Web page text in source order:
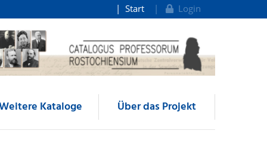
Start Login
Kataloge Über das Projekt